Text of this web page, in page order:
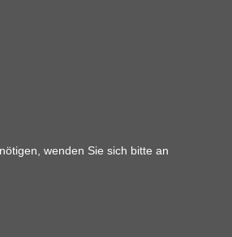
wenden Sie sich bitte an